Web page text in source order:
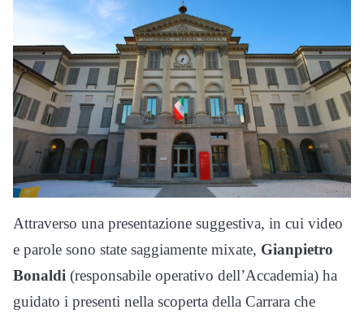
Attraverso una presentazione suggestiva, in cui video
e parole sono state saggiamente mixate, Gianpietro
Bonaldi (responsabile operativo dell’Accademia) ha
guidato i presenti nella scoperta della Carrara che